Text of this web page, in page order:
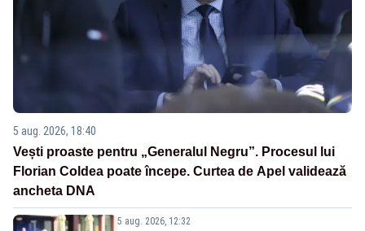
5 aug. 2026, 18:40
Vești proaste pentru „Generalul Negru”. Procesul lui
Florian Coldea poate începe. Curtea de Apel validează
ancheta DNA
5 aug. 2026, 12:32